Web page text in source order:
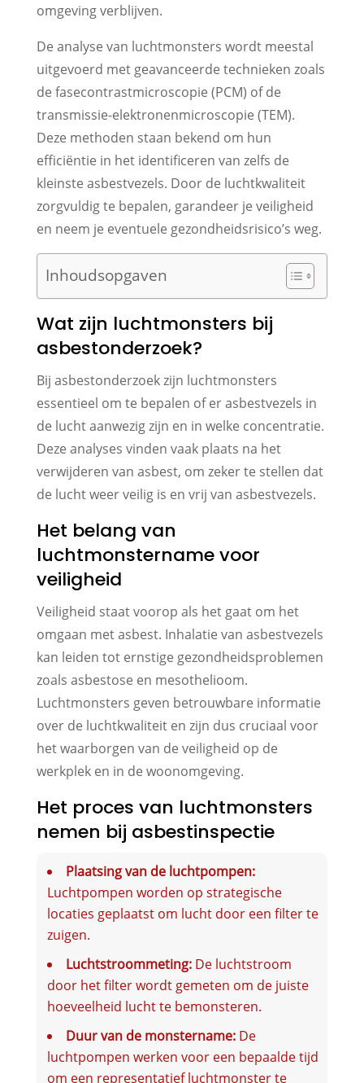
omgeving verblijven.
De analyse van luchtmonsters wordt meestal
uitgevoerd met geavanceerde technieken zoals
de fasecontrastmicroscopie (PCM) of de
transmissie-elektronenmicroscopie (TEM).
Deze methoden staan bekend om hun
efficiëntie in het identificeren van zelfs de
kleinste asbestvezels. Door de luchtkwaliteit
zorgvuldig te bepalen, garandeer je veiligheid
en neem je eventuele gezondheidsrisico’s weg.
Inhoudsopgaven
Wat zijn luchtmonsters bij
asbestonderzoek?
Bij asbestonderzoek zijn luchtmonsters
essentieel om te bepalen of er asbestvezels in
de lucht aanwezig zijn en in welke concentratie.
Deze analyses vinden vaak plaats na het
verwijderen van asbest, om zeker te stellen dat
de lucht weer veilig is en vrij van asbestvezels.
Het belang van
luchtmonstername voor
veiligheid
Veiligheid staat voorop als het gaat om het
omgaan met asbest. Inhalatie van asbestvezels
kan leiden tot ernstige gezondheidsproblemen
zoals asbestose en mesothelioom.
Luchtmonsters geven betrouwbare informatie
over de luchtkwaliteit en zijn dus cruciaal voor
het waarborgen van de veiligheid op de
werkplek en in de woonomgeving.
Het proces van luchtmonsters
nemen bij asbestinspectie
Plaatsing van de luchtpompen:
Luchtpompen worden op strategische
locaties geplaatst om lucht door een filter te
zuigen.
Luchtstroommeting:De luchtstroom
door het filter wordt gemeten om de juiste
hoeveelheid lucht te bemonsteren.
Duur van de monstername:De
luchtpompen werken voor een bepaalde tijd
om een representatief luchtmonster te